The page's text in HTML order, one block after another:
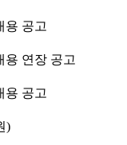
용 공고
용 연장 공고
용 공고
)